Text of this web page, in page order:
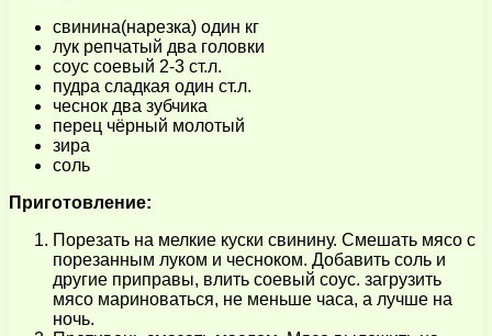
свинина(нарезка) один кг
лук репчатый два головки
соус соевый 2-3 ст.л.
пудра сладкая один ст.л.
чеснок два зубчика
перец чёрный молотый
зира
соль
Приготовление:
Порезать на мелкие куски свинину. Смешать мясо с
порезанным луком и чесноком. Добавить соль и
другие приправы, влить соевый соус. загрузить
мясо мариноваться, не меньше часа, а лучше на
ночь.